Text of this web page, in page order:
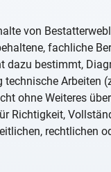
von
fachliche
dazu bestimmt,
Arbeiten
ohne Weiteres
Richtigkeit,
rechtlichen